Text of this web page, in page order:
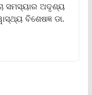
ସମସ୍ୟାର ଅଦୃଶ୍ୟ
ବିଶେଷଜ୍ଞ ଡା.